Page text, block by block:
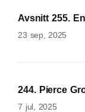
Avsnitt 255.
23 sep, 2025
244. Pierce
7 jul, 2025